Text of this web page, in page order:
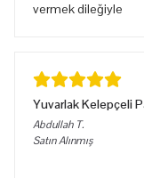
vermek dileğiyle
Yuvarlak Kelepçeli
Abdullah T.
Satın Alınmış